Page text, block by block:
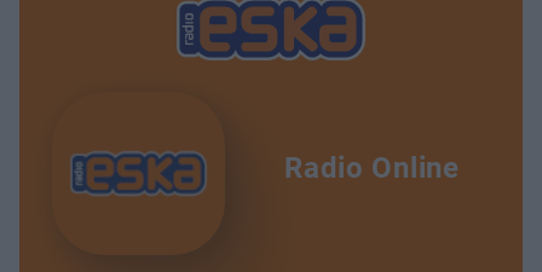
Radio Online